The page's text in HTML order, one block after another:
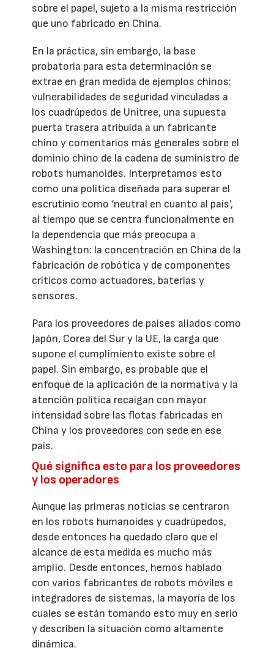
sobre el papel, sujeto a la misma restricción
que uno fabricado en China.
En la práctica, sin embargo, la base
probatoria para esta determinación se
extrae en gran medida de ejemplos chinos:
vulnerabilidades de seguridad vinculadas a
los cuadrúpedos de Unitree, una supuesta
puerta trasera atribuida a un fabricante
chino y comentarios más generales sobre el
dominio chino de la cadena de suministro de
robots humanoides. Interpretamos esto
como una política diseñada para superar el
escrutinio como ‘neutral en cuanto al país’,
al tiempo que se centra funcionalmente en
la dependencia que más preocupa a
Washington: la concentración en China de la
fabricación de robótica y de componentes
críticos como actuadores, baterías y
sensores.
Para los proveedores de países aliados como
Japón, Corea del Sur y la UE, la carga que
supone el cumplimiento existe sobre el
papel. Sin embargo, es probable que el
enfoque de la aplicación de la normativa y la
atención política recaigan con mayor
intensidad sobre las flotas fabricadas en
China y los proveedores con sede en ese
país.
Qué significa esto para los proveedores
y los operadores
Aunque las primeras noticias se centraron
en los robots humanoides y cuadrúpedos,
desde entonces ha quedado claro que el
alcance de esta medida es mucho más
amplio. Desde entonces, hemos hablado
con varios fabricantes de robots móviles e
integradores de sistemas, la mayoría de los
cuales se están tomando esto muy en serio
y describen la situación como altamente
dinámica.